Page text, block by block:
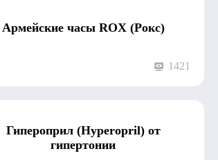
Армейские часы ROX (Рокс)
1421
Гипероприл (Hyperopril) от
гипертонии